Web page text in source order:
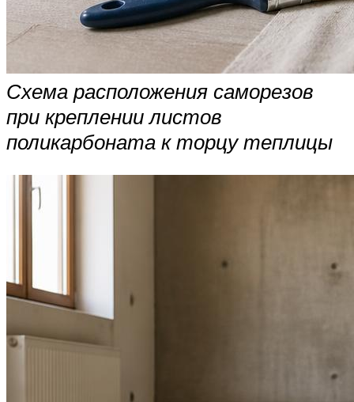
Схема расположения саморезов
при креплении листов
поликарбоната к торцу теплицы